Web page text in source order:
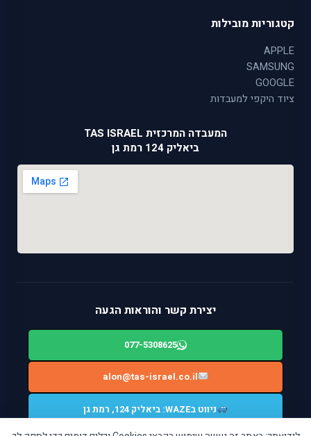
קטגוריות מובילות
APPLE
SAMSUNG
GOOGLE
ציוד היקפי למעבדות
המעבדה המרכזית TAS ISRAEL
ביאליק 124 רמת גן
יצירת קשר והוראות הגעה
077-5308625
alon@tas-israel.co.il
ניווט בWAZE: ביאליק 124, רמת גן